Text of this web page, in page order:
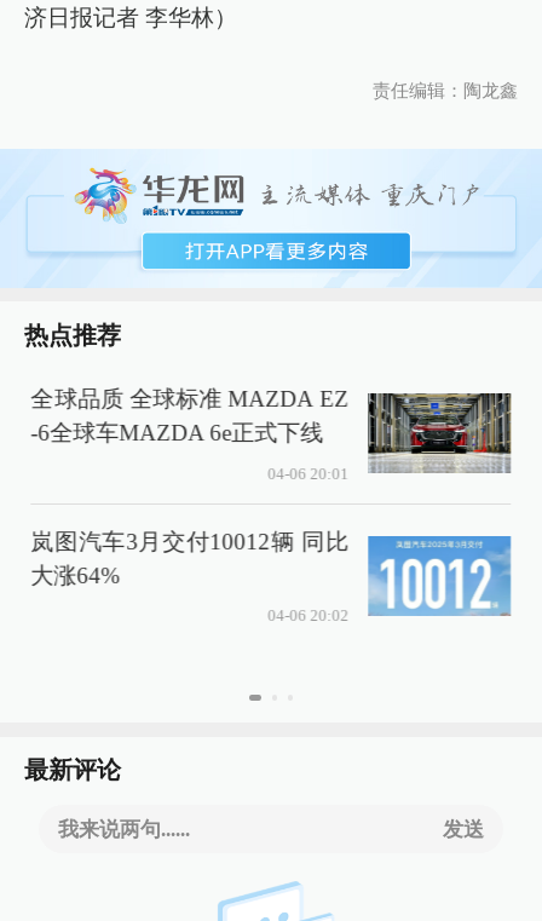
济日报记者 李华林）
责任编辑：陶龙鑫
热点推荐
全球品质 全球标准 MAZDA EZ
-6全球车MAZDA 6e正式下线
04-06 20:01
岚图汽车3月交付10012辆 同比
大涨64%
04-06 20:02
最新评论
我来说两句...... 发送